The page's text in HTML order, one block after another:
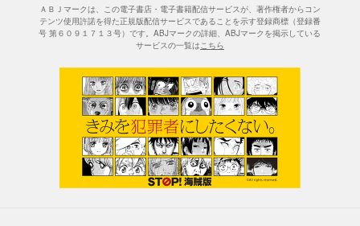
ＡＢＪマークは、この電子書店・電子書籍配信サービスが、著作権者からコン
テンツ使用許諾を得た正規版配信サービスであることを示す登録商標（登録番
号 第６０９１７１３号）です。ABJマークの詳細、ABJマークを掲示している
サービスの一覧はこちら